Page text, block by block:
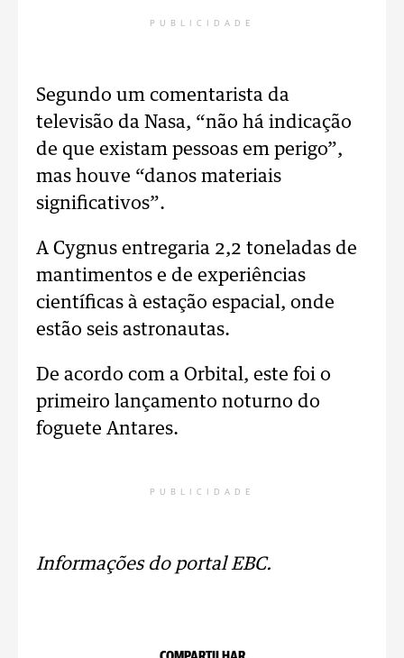
PUBLICIDADE
Segundo um comentarista da
televisão da Nasa, “não há indicação
de que existam pessoas em perigo”,
mas houve “danos materiais
significativos”.
A Cygnus entregaria 2,2 toneladas de
mantimentos e de experiências
científicas à estação espacial, onde
estão seis astronautas.
De acordo com a Orbital, este foi o
primeiro lançamento noturno do
foguete Antares.
PUBLICIDADE
Informações do portal EBC.